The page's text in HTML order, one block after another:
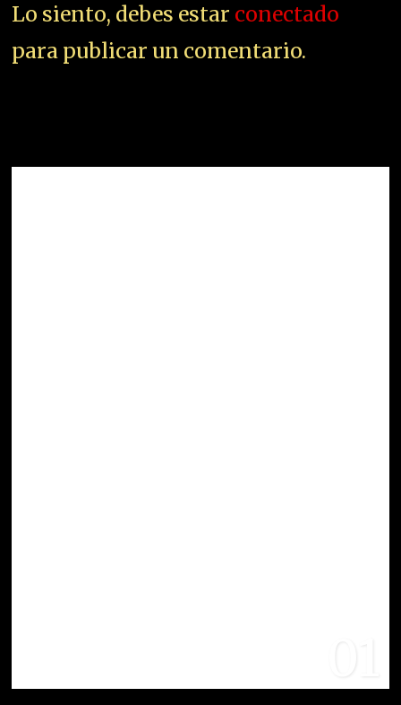
Lo siento, debes estar conectado
para publicar un comentario.